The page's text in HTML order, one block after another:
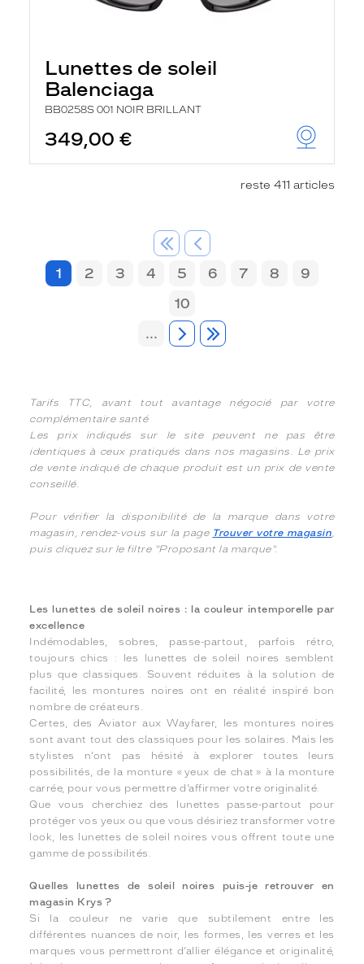
Lunettes de soleil
Balenciaga
BB0258S 001 NOIR BRILLANT
349,00 €
reste 411 articles
1 2 3 4 5 6 7 8
9
10
...
Tarifs TTC, avant tout avantage négocié par votre
complémentaire santé
Les prix indiqués sur le site peuvent ne pas être
identiques à ceux pratiqués dans nos magasins. Le prix
de vente indiqué de chaque produit est un prix de vente
conseillé.
Pour vérifier la disponibilité de la marque dans votre
magasin, rendez-vous sur la page Trouver votre magasin,
puis cliquez sur le filtre "Proposant la marque".
Les lunettes de soleil noires : la couleur intemporelle par
excellence
Indémodables, sobres, passe-partout, parfois rétro,
toujours chics : les lunettes de soleil noires semblent
plus que classiques. Souvent réduites à la solution de
facilité, les montures noires ont en réalité inspiré bon
nombre de créateurs.
Certes, des Aviator aux Wayfarer, les montures noires
sont avant tout des classiques pour les solaires. Mais les
stylistes n’ont pas hésité à explorer toutes leurs
possibilités, de la monture « yeux de chat » à la monture
carrée, pour vous permettre d’affirmer votre originalité.
Que vous cherchiez des lunettes passe-partout pour
protéger vos yeux ou que vous désiriez transformer votre
look, les lunettes de soleil noires vous offrent toute une
gamme de possibilités.
Quelles lunettes de soleil noires puis-je retrouver en
magasin Krys ?
Si la couleur ne varie que subtilement entre les
différentes nuances de noir, les formes, les verres et les
marques vous permettront d’allier élégance et originalité,